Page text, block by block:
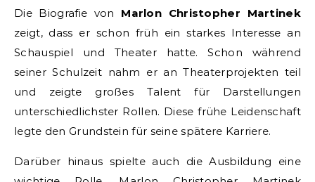
Die Biografie von Marlon Christopher Martinek
zeigt, dass er schon früh ein starkes Interesse an
Schauspiel und Theater hatte. Schon während
seiner Schulzeit nahm er an Theaterprojekten teil
und zeigte großes Talent für Darstellungen
unterschiedlichster Rollen. Diese frühe Leidenschaft
legte den Grundstein für seine spätere Karriere.
Darüber hinaus spielte auch die Ausbildung eine